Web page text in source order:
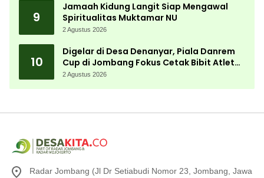
9
Jamaah Kidung Langit Siap Mengawal
Spiritualitas Muktamar NU
2 Agustus 2026
10
Digelar di Desa Denanyar, Piala Danrem
Cup di Jombang Fokus Cetak Bibit Atlet
Menembak Berprestasi
2 Agustus 2026
Radar Jombang (Jl Dr Setiabudi Nomor 23, Jombang, Jawa